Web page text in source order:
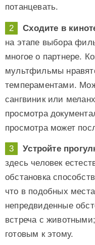
потанцевать.
Сходите в
на этапе выбора
многое о партнере.
мультфильмы
темпераментами.
сангвиник или
просмотра
просмотра может
Устройте
здесь человек
обстановка
что в подобных
непредвиденные
встреча с
готовым к этому.